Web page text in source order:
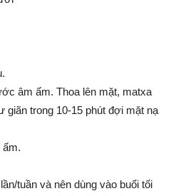
âm ấm. Thoa lên mặt, matxa
giãn trong 10-15 phút đợi mặt nạ
ấm.
tuần và nên dùng vào buổi tối